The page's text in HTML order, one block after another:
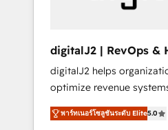
digitalJ2 | RevOps &
Implementations
digitalJ2 helps
optimize revenue
scalable, predictable growth. As a
accredited HubSpot
พาร์ทเนอร์โซลูชันระดับ Elite5.0